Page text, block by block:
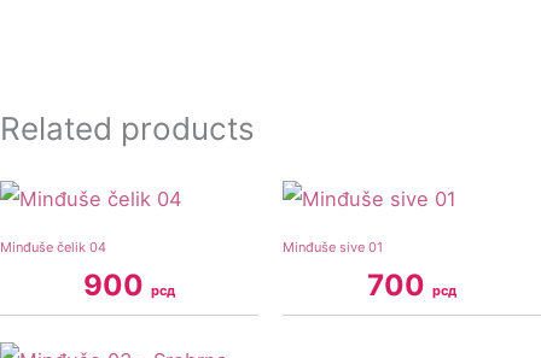
Related products
Minđuše čelik 04
900 рсд
Minđuše sive 01
700 рсд